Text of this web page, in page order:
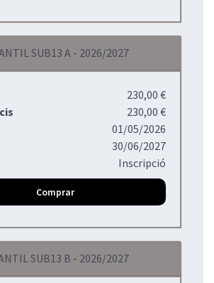
SUB13 A - 2026/2027
230,00 €
230,00 €
01/05/2026
30/06/2027
Inscripció
Comprar
SUB13 B - 2026/2027